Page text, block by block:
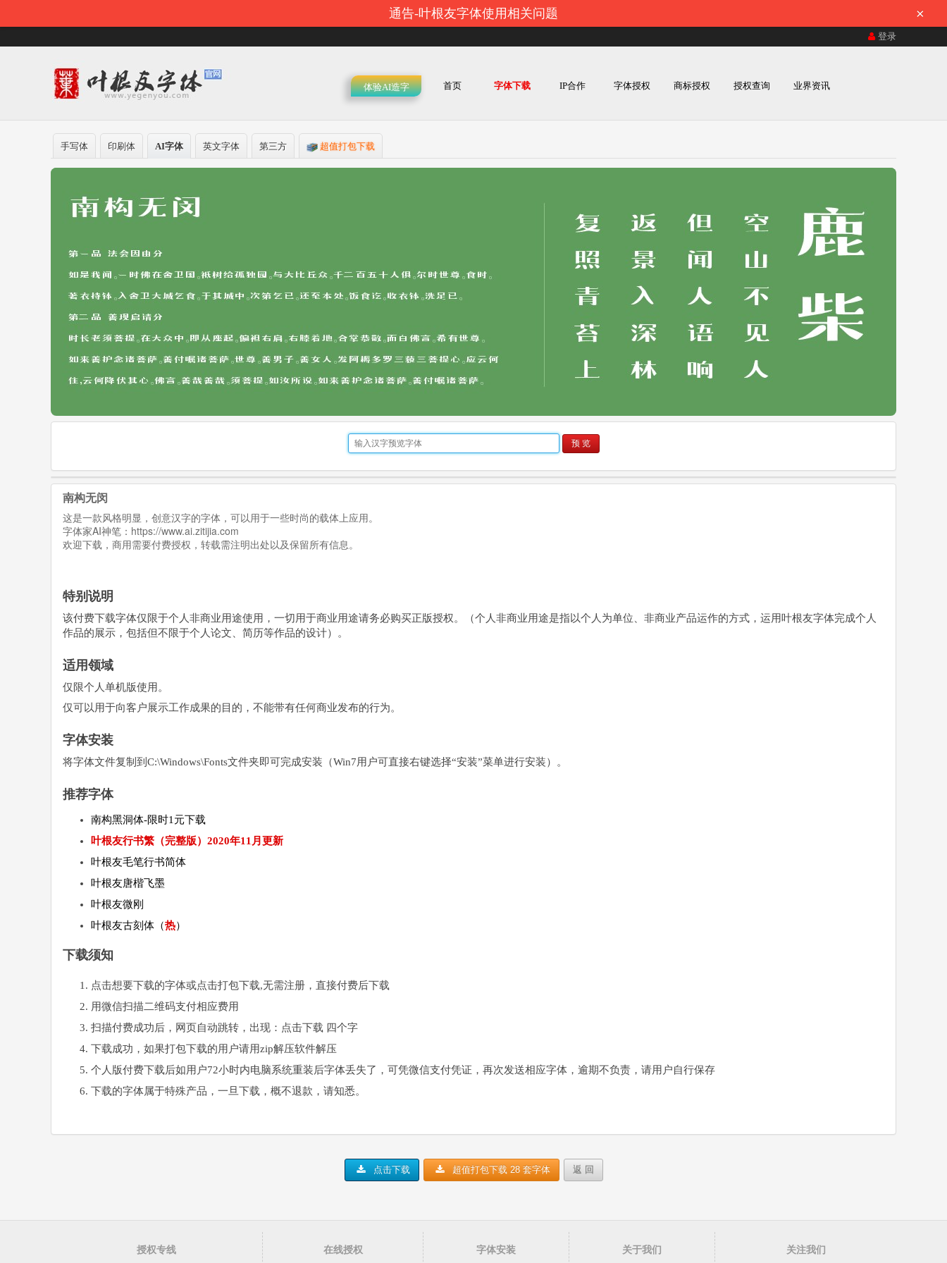
通告-叶根友字体使用相关问题 ×
登录
体验AI造字 首页 字体下载 IP合作 字体授权 商标授权 授权查询 业界资讯
手写体 印刷体 AI字体 英文字体 第三方 超值打包下载
预 览
南构无闵
这是一款风格明显，创意汉字的字体，可以用于一些时尚的载体上应用。
字体家AI神笔： https://www.ai.zitijia.com
欢迎下载，商用需要付费授权，转载需注明出处以及保留所有信息。
特别说明
该付费下载字体仅限于个人非商业用途使用，一切用于商业用途请务必购买正版授权。（个人非商业用途是指以个人为单位、非商业产品运作的方式，运用叶根友字体完成个人
作品的展示，包括但不限于个人论文、简历等作品的设计）。
适用领域
仅限个人单机版使用。
仅可以用于向客户展示工作成果的目的，不能带有任何商业发布的行为。
字体安装
将字体文件复制到C:\Windows\Fonts文件夹即可完成安装（Win7用户可直接右键选择“安装”菜单进行安装）。
推荐字体
南构黑洞体-限时1元下载
叶根友行书繁（完整版）2020年11月更新
叶根友毛笔行书简体
叶根友唐楷飞墨
叶根友微刚
叶根友古刻体（热）
下载须知
点击想要下载的字体或点击打包下载,无需注册，直接付费后下载
用微信扫描二维码支付相应费用
扫描付费成功后，网页自动跳转，出现：点击下载 四个字
下载成功，如果打包下载的用户请用zip解压软件解压
个人版付费下载后如用户72小时内电脑系统重装后字体丢失了，可凭微信支付凭证，再次发送相应字体，逾期不负责，请用户自行保存
下载的字体属于特殊产品，一旦下载，概不退款，请知悉。
点击下载 超值打包下载 28 套字体 返 回
授权专线 在线授权 字体安装 关于我们 关注我们